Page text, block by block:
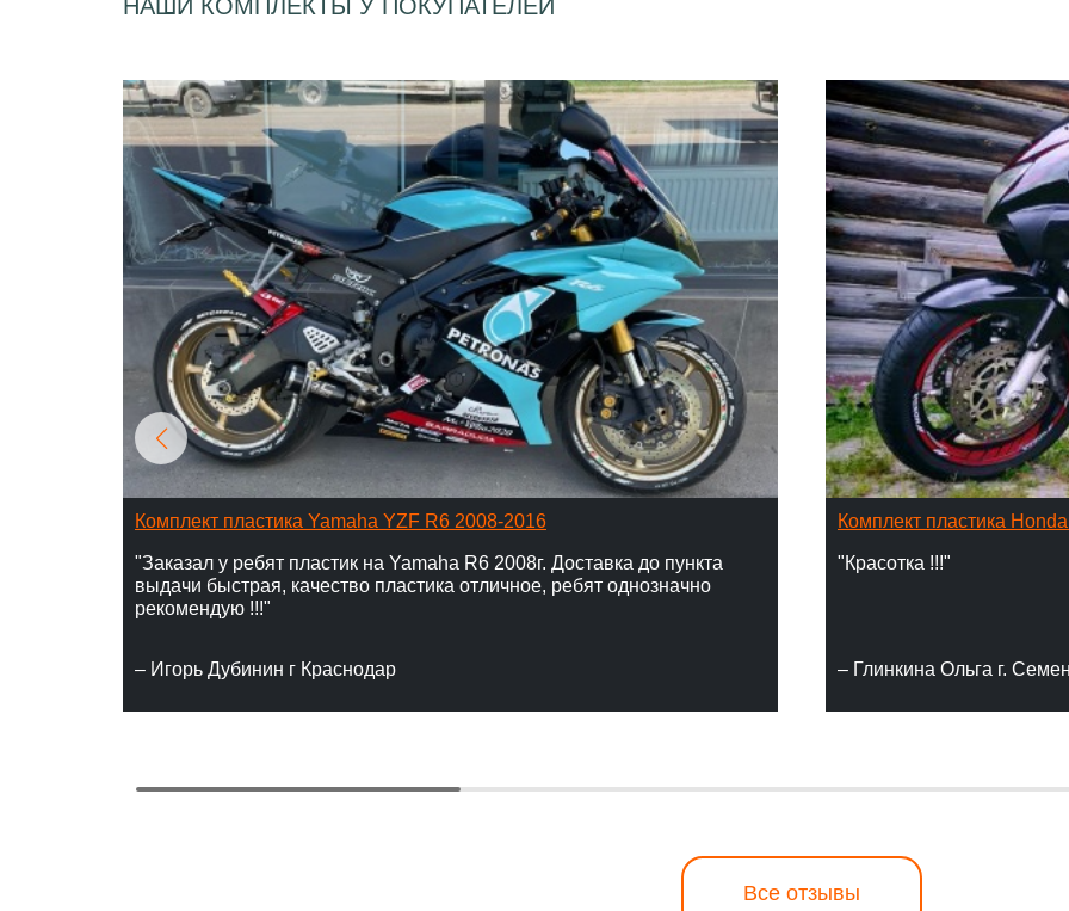
НАШИ КОМПЛЕКТЫ У ПОКУПАТЕЛЕЙ
Комплект пластика Yamaha YZF R6 2008-2016
"Заказал у ребят пластик на Yamaha R6 2008г. Доставка до пункта
выдачи быстрая, качество пластика отличное, ребят однозначно
рекомендую !!!"
– Игорь Дубинин г Краснодар
Комплект пластика
"Красотка !!!"
– Глинкина Ольга г.
Все отзывы